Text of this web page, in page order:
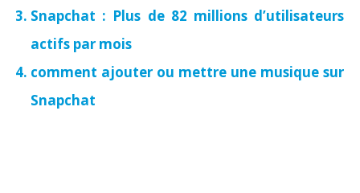
Snapchat : Plus de 82 millions d’utilisateurs
actifs par mois
comment ajouter ou mettre une musique sur
Snapchat